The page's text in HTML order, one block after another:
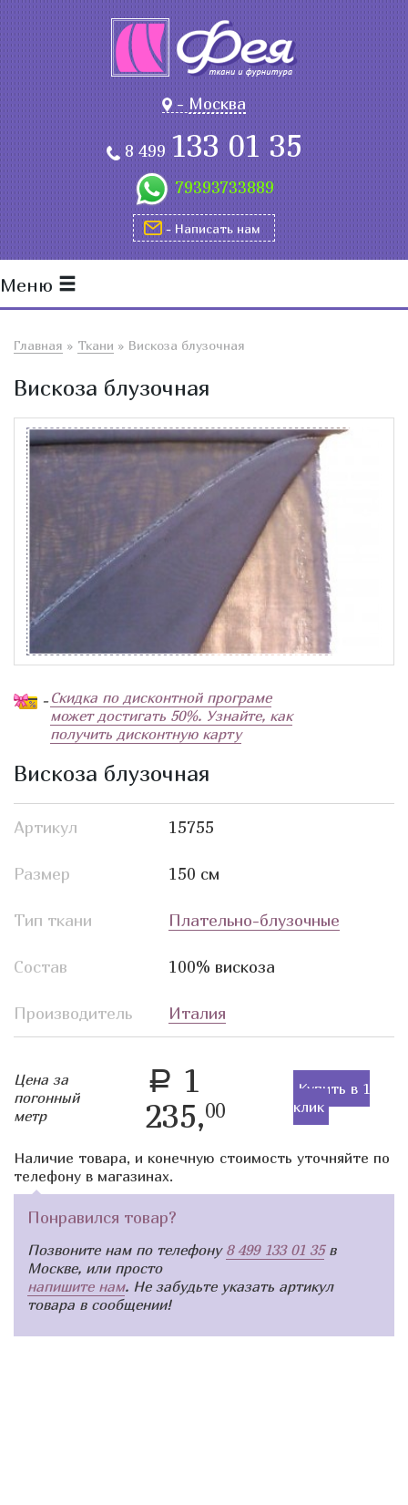
-Москва
8 499133 01 35
79393733889
- Написать нам
Меню
Главная » Ткани » Вискоза блузочная
Вискоза блузочная
- Скидка по дисконтной програме
может достигать 50%. Узнайте, как
получить дисконтную карту
Вискоза блузочная
Артикул 15755
Размер 150 см
Тип ткани Плательно-блузочные
Состав 100% вискоза
Производитель Италия
Цена за
погонный
метр
a
1
235,00
Купить в 1
клик
Наличие товара, и конечную стоимость уточняйте по
телефону в магазинах.
Понравился товар?
Позвоните нам по телефону 8 499 133 01 35в
Москве, или просто
напишите нам. Не забудьте указать артикул
товара в сообщении!